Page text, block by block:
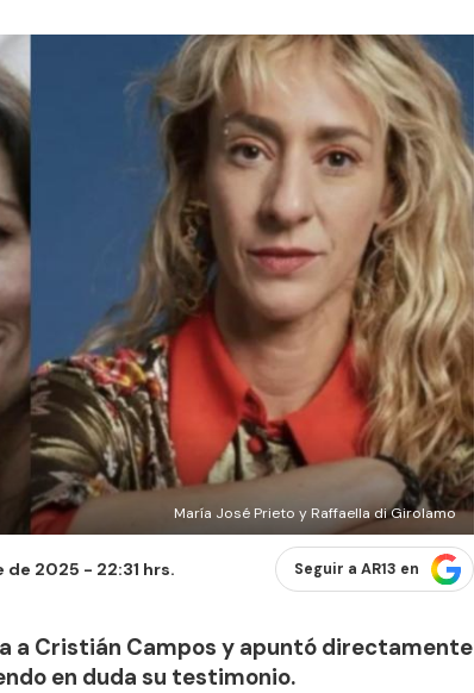
María José Prieto y Raffaella di Girolamo
de 2025 - 22:31 hrs. Seguir a AR13 en
a Cristián Campos y apuntó directamente
en duda su testimonio.